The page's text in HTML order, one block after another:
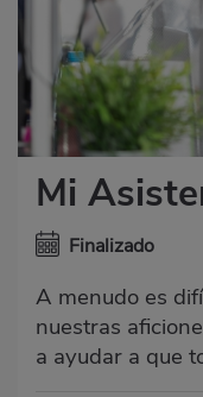
Mi
Finalizado
A menudo es
nuestras
a ayudar a que